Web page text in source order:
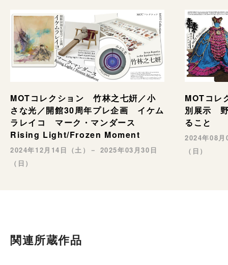
MOTコレクション 竹林之七姸／小
さな光／開館30周年プレ企画 イケム
ラレイコ マーク・マンダース
Rising Light/Frozen Moment
2024年12月14日（土）－ 2025年03月30日
（日）
MOTコレ
別展示
ること
2024年08
（日）
関連所蔵作品